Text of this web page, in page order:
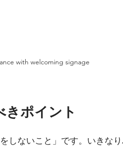
with welcoming signage
ポイント
しないこと」です。いきな